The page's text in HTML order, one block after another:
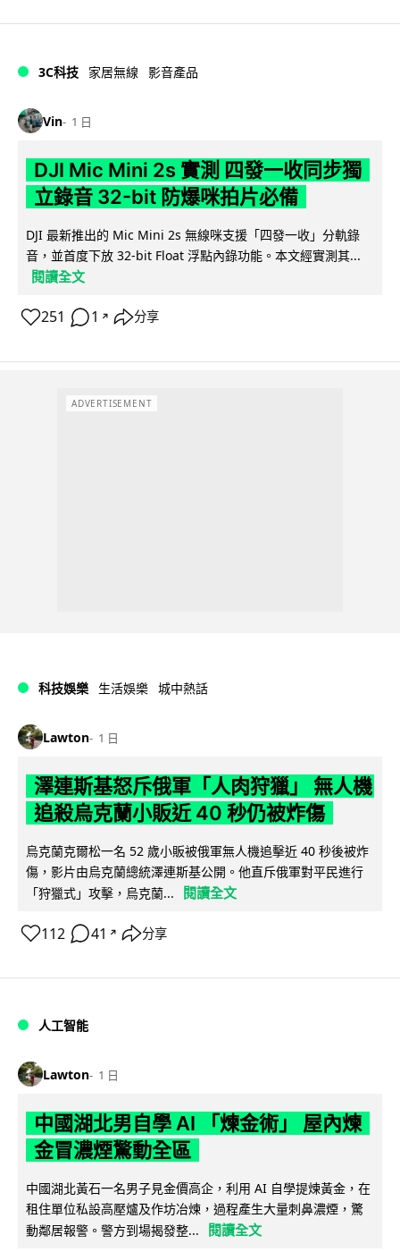
3C科技 家居無線 影音產品
Vin 1 日
DJI Mic Mini 2s 實測 四發一收同步獨
立錄音 32-bit 防爆咪拍片必備
DJI 最新推出的 Mic Mini 2s 無線咪支援「四發一收」分軌錄
音，並首度下放 32-bit Float 浮點內錄功能。本文經實測其...
閱讀全文
251 1 ↗ 分享
ADVERTISEMENT
科技娛樂 生活娛樂 城中熱話
Lawton 1 日
澤連斯基怒斥俄軍「人肉狩獵」 無人機
追殺烏克蘭小販近 40 秒仍被炸傷
烏克蘭克爾松一名 52 歲小販被俄軍無人機追擊近 40 秒後被炸
傷，影片由烏克蘭總統澤連斯基公開。他直斥俄軍對平民進行
「狩獵式」攻擊，烏克蘭...
閱讀全文
112 41 ↗ 分享
人工智能
Lawton 1 日
中國湖北男自學 AI 「煉金術」 屋內煉
金冒濃煙驚動全區
中國湖北黃石一名男子見金價高企，利用 AI 自學提煉黃金，在
租住單位私設高壓爐及作坊冶煉，過程產生大量刺鼻濃煙，驚
動鄰居報警。警方到場揭發整...
閱讀全文